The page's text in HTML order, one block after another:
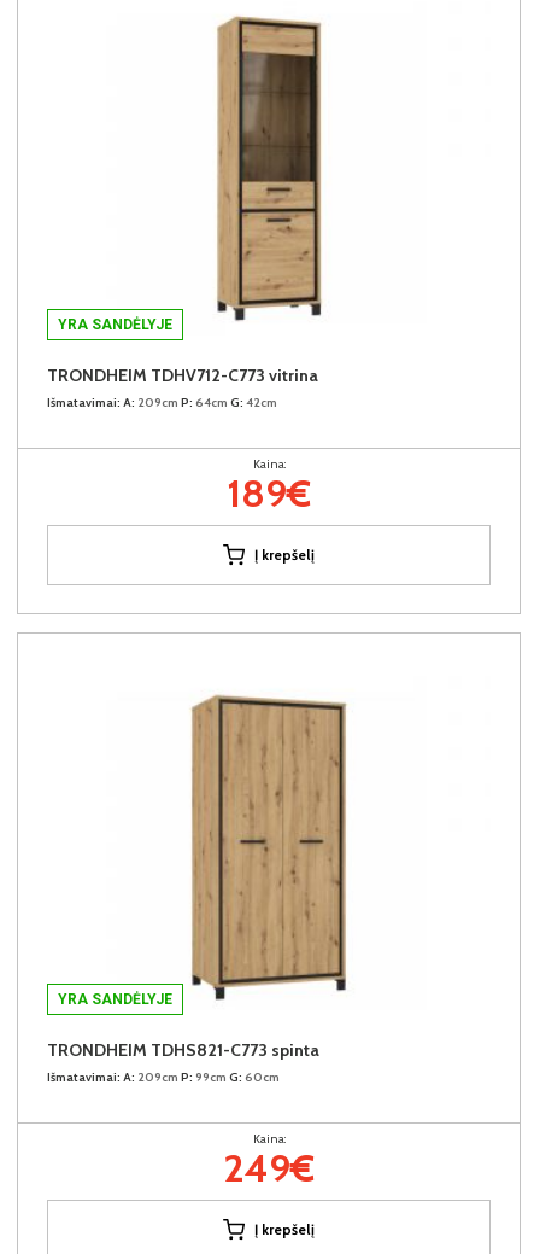
YRA SANDĖLYJE
TRONDHEIM TDHV712-C773 vitrina
Išmatavimai: A: 209cm P: 64cm G: 42cm
Kaina:
189€
Į krepšelį
YRA SANDĖLYJE
TRONDHEIM TDHS821-C773 spinta
Išmatavimai: A: 209cm P: 99cm G: 60cm
Kaina:
249€
Į krepšelį